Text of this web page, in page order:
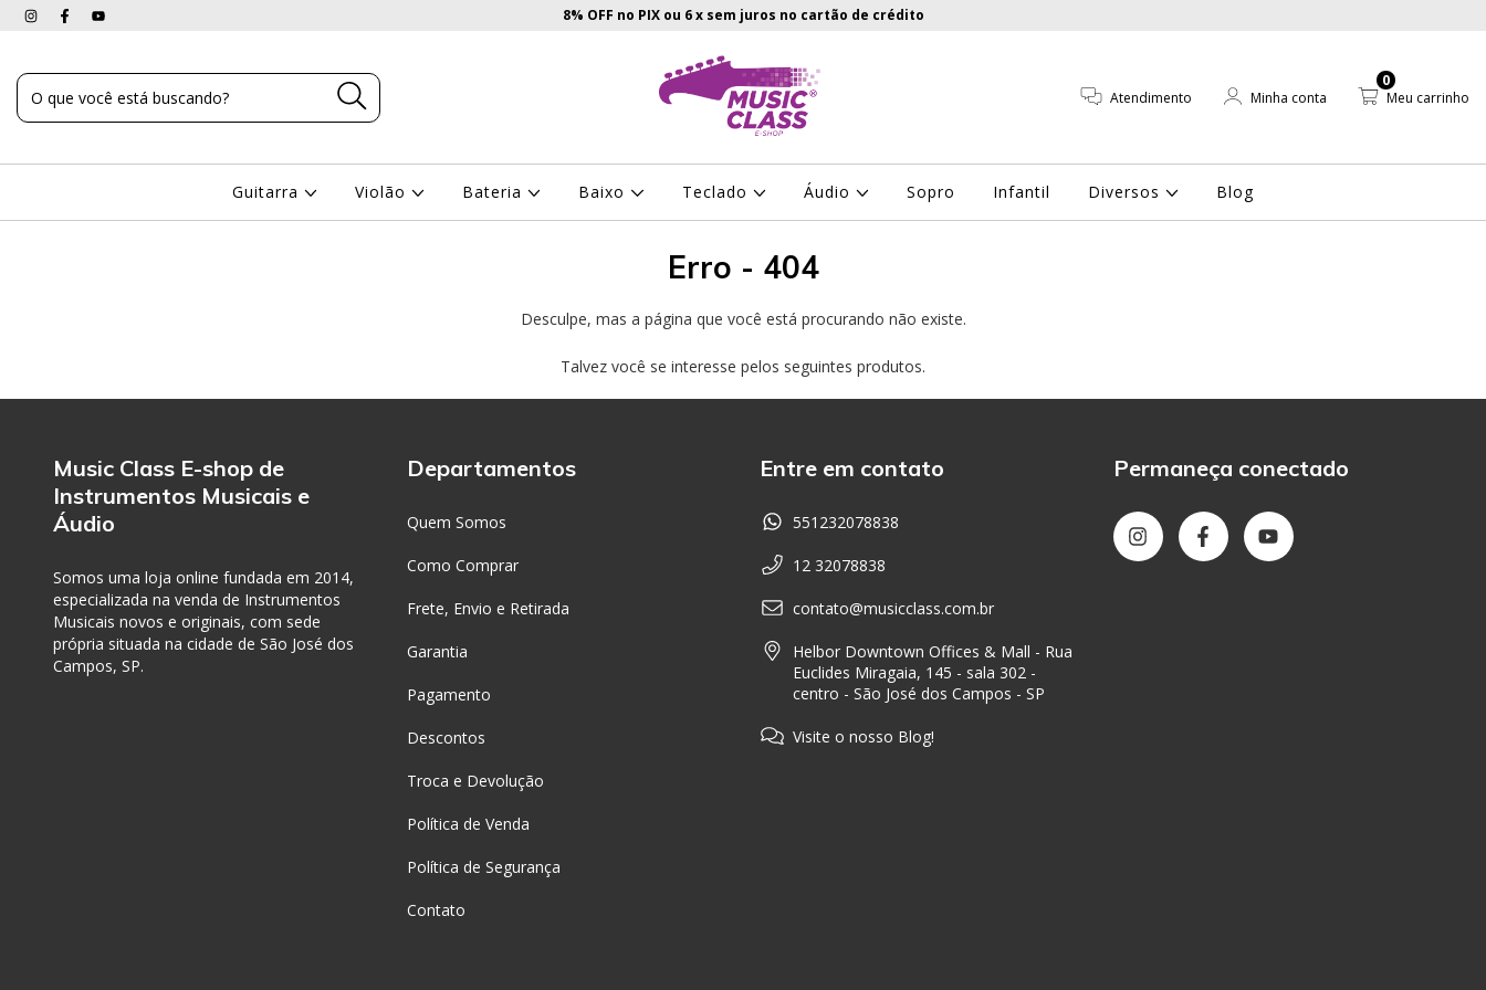
8% OFF no PIX ou 6 x sem juros no cartão de crédito
Atendimento Minha conta Meu carrinho
0
Guitarra Violão Bateria Baixo Teclado Áudio Sopro Infantil Diversos Blog
Erro - 404
Desculpe, mas a página que você está procurando não existe.
Talvez você se interesse pelos seguintes produtos.
Music Class E-shop de
Instrumentos Musicais e
Áudio
Somos uma loja online fundada em 2014,
especializada na venda de Instrumentos
Musicais novos e originais, com sede
própria situada na cidade de São José dos
Campos, SP.
Departamentos
Quem Somos
Como Comprar
Frete, Envio e Retirada
Garantia
Pagamento
Descontos
Troca e Devolução
Política de Venda
Política de Segurança
Contato
Entre em contato
551232078838
12 32078838
contato@musicclass.com.br
Helbor Downtown Offices & Mall - Rua
Euclides Miragaia, 145 - sala 302 -
centro - São José dos Campos - SP
Visite o nosso Blog!
Permaneça conectado